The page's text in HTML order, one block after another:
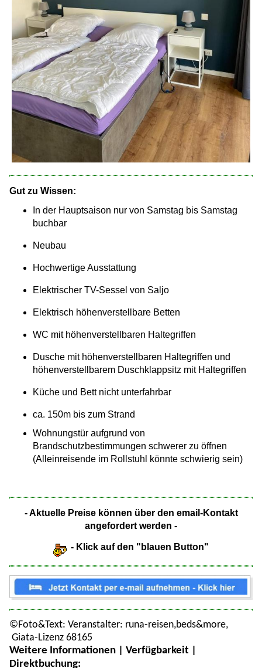
Gut zu Wissen:
In der Hauptsaison nur von Samstag bis Samstag
buchbar
Neubau
Hochwertige Ausstattung
Elektrischer TV-Sessel von Saljo
Elektrisch höhenverstellbare Betten
WC mit höhenverstellbaren Haltegriffen
Dusche mit höhenverstellbaren Haltegriffen und
höhenverstellbarem Duschklappsitz mit Haltegriffen
Küche und Bett nicht unterfahrbar
ca. 150m bis zum Strand
Wohnungstür aufgrund von
Brandschutzbestimmungen schwerer zu öffnen
(Alleinreisende im Rollstuhl könnte schwierig sein)
- Aktuelle Preise können über den email-Kontakt
angefordert werden -
- Klick auf den "blauen Button"
©Foto&Text: Veranstalter: runa-reisen,beds&more,
Giata-Lizenz 68165
Weitere Informationen | Verfügbarkeit |
Direktbuchung: